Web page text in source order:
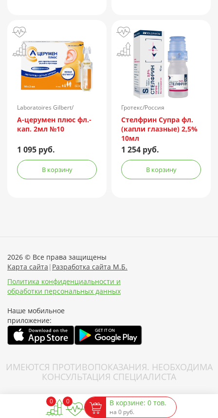
0 0 В корзине: 0 тов.
на 0 руб.
Laboratoires Gilbert/
Франция
А-церумен плюс фл.-
кап. 2мл №10
1 095 руб.
В корзину
Гротекс/Россия
Стелфрин Супра фл.
(капли глазные) 2,5%
10мл
1 254 руб.
В корзину
2026 © Все права защищены
Карта сайта | Разработка сайта М.Б.
Политика конфиденциальности и
обработки персональных данных
Наше мобильное
приложение:
ИМЕЮТСЯ ПРОТИВОПОКАЗАНИЯ. НЕОБХОДИМА
КОНСУЛЬТАЦИЯ СПЕЦИАЛИСТА